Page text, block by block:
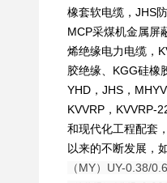
橡套软电缆，JHS
MCP采煤机金属屏
烯绝缘电力电缆，
胶绝缘、KGG硅橡
YHD，JHS，
KVVRP，KVVRP-
和现代化工程配
以来的不断发展，
（MY）UY-0.38/